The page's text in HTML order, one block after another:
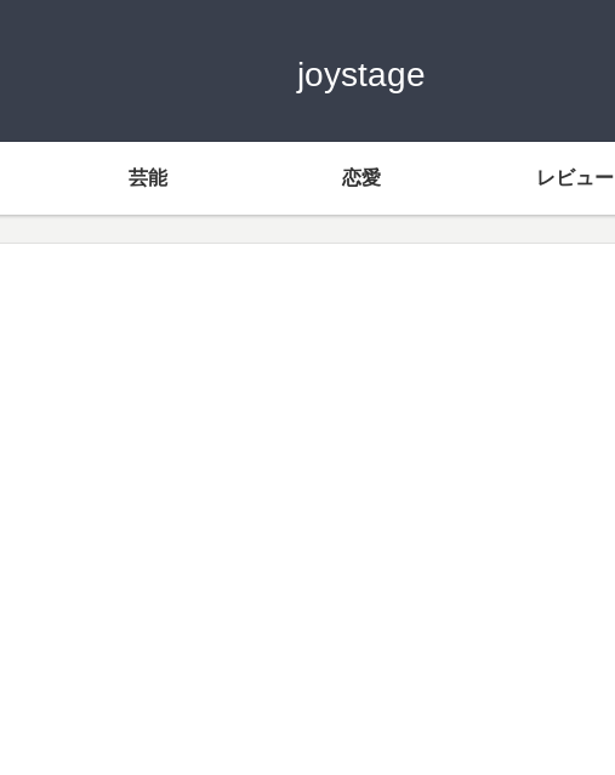
joystage
芸能 恋愛 レビュー